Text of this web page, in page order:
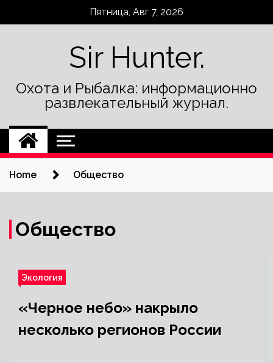
Пятница, Авг 7, 2026
Sir Hunter.
Охота и Рыбалка: информационно
развлекательный журнал.
Home Общество
Общество
Экология
«Черное небо» накрыло
несколько регионов России